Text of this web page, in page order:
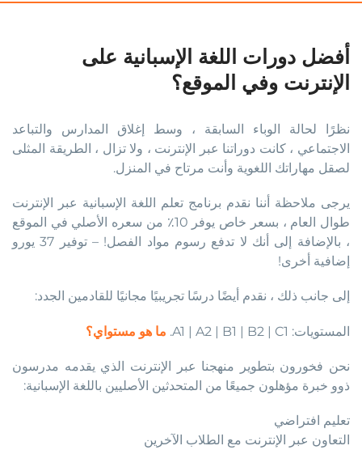
أفضل دورات اللغة الإسبانية على
الإنترنت وفي الموقع؟
نظرًا لحالة الوباء السابقة ، وسط إغلاق المدارس والتباعد
الاجتماعي ، كانت دوراتنا عبر الإنترنت ، ولا تزال ، الطريقة المثلى
لصقل مهاراتك اللغوية وأنت مرتاح في المنزل.
يرجى ملاحظة أننا نقدم برنامج تعلم اللغة الإسبانية عبر الإنترنت
طوال العام ، بسعر خاص يوفر 10٪ من سعره الأصلي في الموقع
، بالإضافة إلى أنك لا تدفع رسوم مواد الفصل! – توفير 37 يورو
إضافية أخرى!
إلى جانب ذلك ، نقدم أيضًا درسًا تجريبيًا مجانيًا للقادمين الجدد:
المستويات: A1 | A2 | B1 | B2 | C1. ما هو مستواي؟
نحن فخورون بتطوير منهجنا عبر الإنترنت الذي يقدمه مدرسون
ذوو خبرة مؤهلون جميعًا من المتحدثين الأصليين باللغة الإسبانية:
تعليم افتراضي
التعاون عبر الإنترنت مع الطلاب الآخرين